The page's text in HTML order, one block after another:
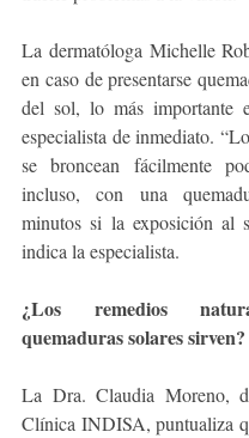
La dermatóloga Michelle
en caso de presentarse
del sol, lo más importante
especialista de inmediato.
se broncean fácilmente
incluso, con una
minutos si la exposición al
indica la especialista.
¿Los remedios
quemaduras solares sirven?
La Dra. Claudia Moreno,
Clínica INDISA, puntualiza